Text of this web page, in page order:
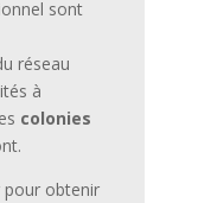
sont
réseau
à
colonies
pour obtenir